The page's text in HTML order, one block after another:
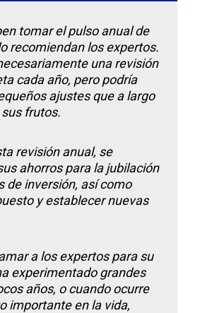
tomar el pulso anual de
recomiendan los expertos.
una revisión
cada año, pero podría
ajustes que a largo
frutos.
revisión anual, se
ahorros para la jubilación
de inversión, así como
y establecer nuevas
a los expertos para su
experimentado grandes
años, o cuando ocurre
importante en la vida,